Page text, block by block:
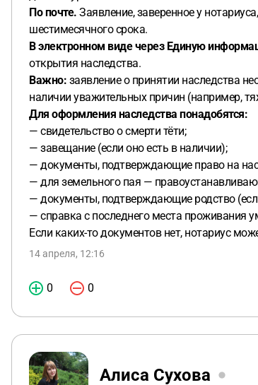
По почте. Заявление, заверенное у
шестимесячного срока.
В электронном виде через Единую
открытия наследства.
Важно: заявление о принятии наследства
наличии уважительных причин (например,
Для оформления наследства понадобятся:
— свидетельство о смерти тёти;
— завещание (если оно есть в наличии);
— документы, подтверждающие право на
— для земельного пая —
— документы, подтверждающие родство
— справка с последнего места проживания
Если каких-то документов нет, нотариус
14 апреля, 12:16
0 0
Алиса Сухова